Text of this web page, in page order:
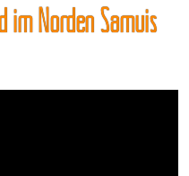
im Norden Samuis